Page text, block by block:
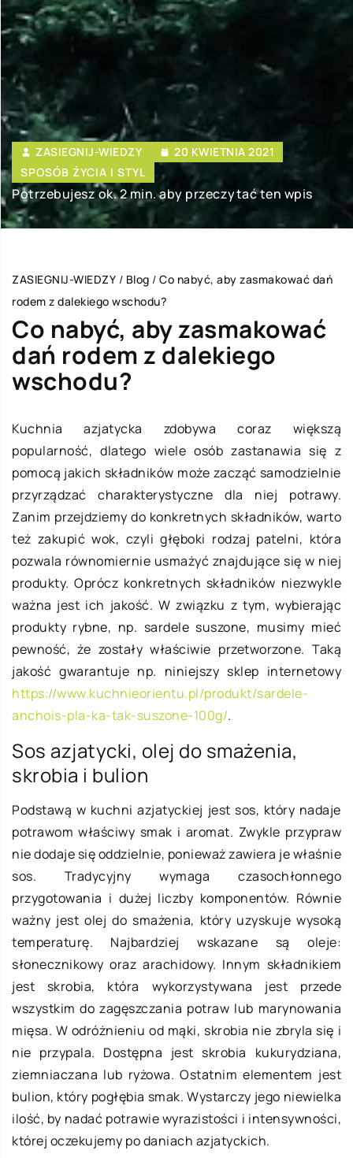
ZASIEGNIJ-WIEDZY
20 KWIETNIA 2021
SPOSÓB ŻYCIA I STYL
Potrzebujesz ok. 2 min. aby przeczytać ten wpis
ZASIEGNIJ-WIEDZY / Blog / Co nabyć, aby zasmakować dań
rodem z dalekiego wschodu?
Co nabyć, aby zasmakować
dań rodem z dalekiego
wschodu?
Kuchnia azjatycka zdobywa coraz większą
popularność, dlatego wiele osób zastanawia się z
pomocą jakich składników może zacząć samodzielnie
przyrządzać charakterystyczne dla niej potrawy.
Zanim przejdziemy do konkretnych składników, warto
też zakupić wok, czyli głęboki rodzaj patelni, która
pozwala równomiernie usmażyć znajdujące się w niej
produkty. Oprócz konkretnych składników niezwykle
ważna jest ich jakość. W związku z tym, wybierając
produkty rybne, np. sardele suszone, musimy mieć
pewność, że zostały właściwie przetworzone. Taką
jakość gwarantuje np. niniejszy sklep internetowy
https://www.kuchnieorientu.pl/produkt/sardele-
anchois-pla-ka-tak-suszone-100g/.
Sos azjatycki, olej do smażenia,
skrobia i bulion
Podstawą w kuchni azjatyckiej jest sos, który nadaje
potrawom właściwy smak i aromat. Zwykle przypraw
nie dodaje się oddzielnie, ponieważ zawiera je właśnie
sos. Tradycyjny wymaga czasochłonnego
przygotowania i dużej liczby komponentów. Równie
ważny jest olej do smażenia, który uzyskuje wysoką
temperaturę. Najbardziej wskazane są oleje:
słonecznikowy oraz arachidowy. Innym składnikiem
jest skrobia, która wykorzystywana jest przede
wszystkim do zagęszczania potraw lub marynowania
mięsa. W odróżnieniu od mąki, skrobia nie zbryla się i
nie przypala. Dostępna jest skrobia kukurydziana,
ziemniaczana lub ryżowa. Ostatnim elementem jest
bulion, który pogłębia smak. Wystarczy jego niewielka
ilość, by nadać potrawie wyrazistości i intensywności,
której oczekujemy po daniach azjatyckich.